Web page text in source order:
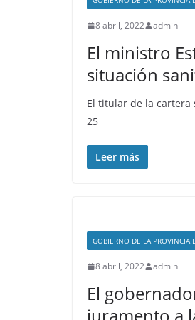
8 abril, 2022 admin
El ministro
situación
El titular de la cartera
25
Leer más
GOBIERNO DE LA PROVINCIA
8 abril, 2022 admin
El